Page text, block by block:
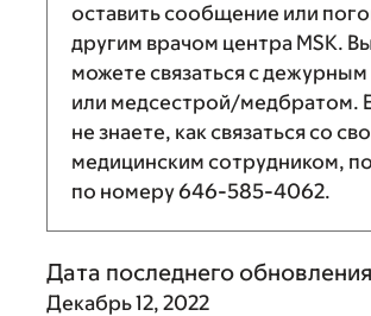
оставить сообщение или
другим врачом центра MSK.
можете связаться с
или медсестрой/медбратом.
не знаете, как связаться со
медицинским сотрудником,
по номеру646-585-4062.
Дата последнего обновления
Декабрь 12, 2022